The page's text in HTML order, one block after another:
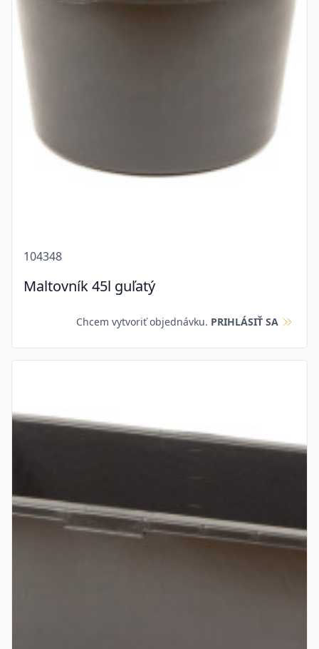
104348
Maltovník 45l guľatý
Chcem vytvoriť objednávku. PRIHLÁSIŤ SA